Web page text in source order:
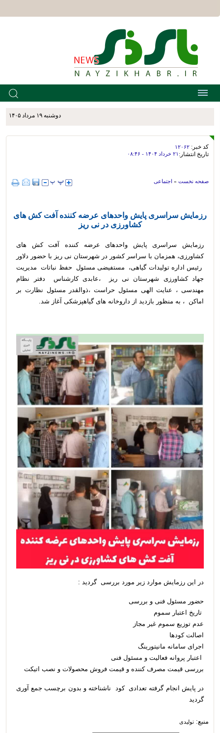
دوشنبه ۱۹ مرداد ۱۴۰۵
کد خبر: ۱۲۰۶۲
تاریخ انتشار: ۲۱ خرداد ۱۴۰۴ - ۰۸:۴۶
صفحه نخست » اجتماعی
رزمایش سراسری پایش واحدهای عرضه کننده آفت کش های
کشاورزی در نی ریز
رزمایش سراسری پایش واحدهای عرضه کننده آفت کش های
کشاورزی، همزمان با سراسر کشور در شهرستان نی ریز با حضور دلاور
رئیس اداره تولیدات گیاهی، مستفیضی مسئول حفظ نباتات مدیریت
جهاد کشاورزی شهرستان نی ریز ،عابدی کارشناس دفتر نظام
مهندسی ، عنایت الهی مسئول حراست ،ذوالقدر مسئول نظارت بر
اماکن ، به منظور بازدید از داروخانه های گیاهپزشکی آغاز شد.
در این رزمایش موارد زیر مورد بررسی گردید :
حضور مسئول فنی و بررسی
تاریخ اعتبار سموم
عدم توزیع سموم غیر مجاز
اصالت کودها
اجرای سامانه مانیتورینگ
اعتبار پروانه فعالیت و مسئول فنی
بررسی قیمت مصرف کننده و قیمت فروش محصولات و نصب اتیکت
در پایش انجام گرفته تعدادی کود ناشناخته و بدون برچسب جمع آوری
گردید
منبع: تولیدی